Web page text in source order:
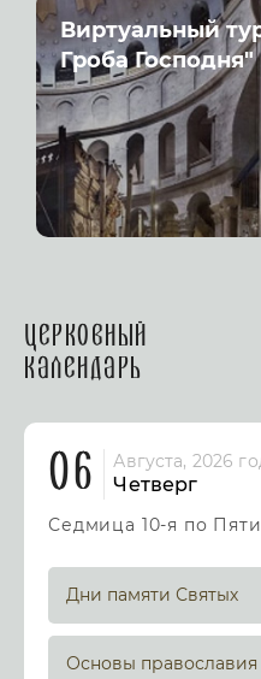
Виртуальный
Гроба Господня"
Церковный
календарь
06 Августа, 2026
Четверг
Дни памяти Святых
Основы православия